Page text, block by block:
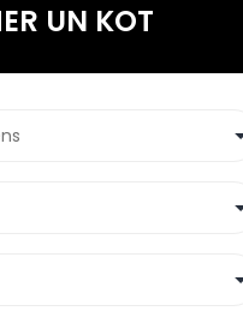
UN KOT